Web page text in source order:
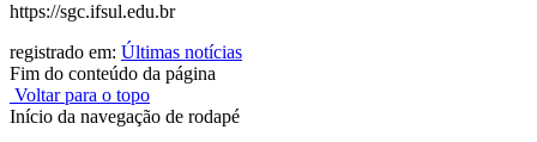
https://sgc.ifsul.edu.br
registrado em: Últimas notícias
Fim do conteúdo da página
Voltar para o topo
Início da navegação de rodapé